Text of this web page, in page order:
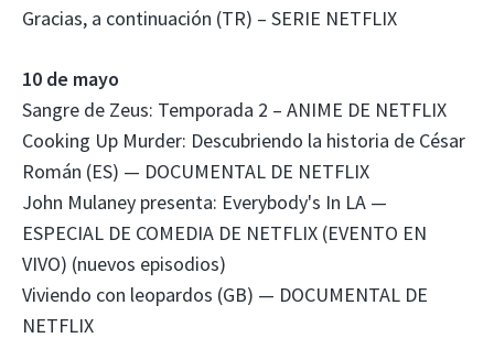
Gracias, a continuación (TR) – SERIE NETFLIX
10 de mayo
Sangre de Zeus: Temporada 2 – ANIME DE NETFLIX
Cooking Up Murder: Descubriendo la historia de César
Román (ES) — DOCUMENTAL DE NETFLIX
John Mulaney presenta: Everybody's In LA —
ESPECIAL DE COMEDIA DE NETFLIX (EVENTO EN
VIVO) (nuevos episodios)
Viviendo con leopardos (GB) — DOCUMENTAL DE
NETFLIX